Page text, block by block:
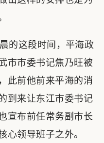
的这段时间，平海政
市市委书记焦乃旺被
此前他前来平海的消
到来让东江市委书记
宣布前任常务副市长
心领导班子之外。